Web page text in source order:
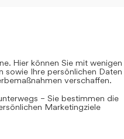
Hier können Sie mit wenigen
sowie Ihre persönlichen Daten
verschaffen.
– Sie bestimmen die
Marketingziele